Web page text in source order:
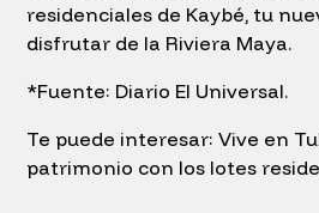
residenciales de Kaybé, tu
disfrutar de la Riviera Maya.
*Fuente: Diario El Universal.
Te puede interesar: Vive en
patrimonio con los lotes